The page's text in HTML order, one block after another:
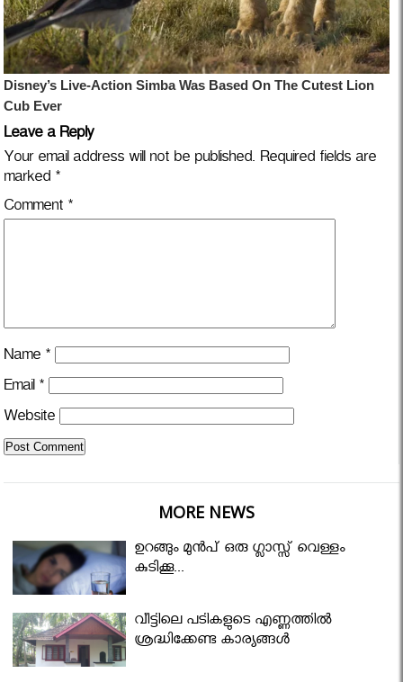
Leave a Reply
Your email address will not be published. Required fields are
marked *
Comment *
Name *
Email *
Website
MORE NEWS
ഉറങ്ങും മുന്‍പ് ഒരു ഗ്ലാസ്സ് വെള്ളം
കുടിക്കൂ...
വീട്ടിലെ പടികളുടെ എണ്ണത്തിൽ
ശ്രദ്ധിക്കേണ്ട കാര്യങ്ങൾ